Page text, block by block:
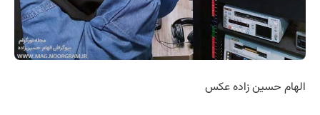
الهام حسین زاده عکس